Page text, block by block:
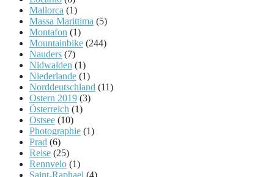
Mallorca (1)
Massa Marittima (5)
Montafon (1)
Mountainbike (244)
Nauders (7)
Nidwalden (1)
Niederlande (1)
Norddeutschland (11)
Ostern 2019 (3)
Österreich (1)
Ostsee (10)
Photographie (1)
Prad (6)
Reise (25)
Rennvelo (1)
Saint-Raphael (4)